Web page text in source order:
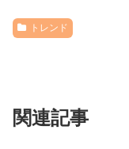
トレンド
関連記事